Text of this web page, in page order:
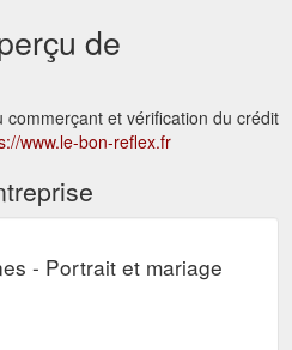
de
et vérification du crédit
www.le-bon-reflex.fr
- Portrait et mariage